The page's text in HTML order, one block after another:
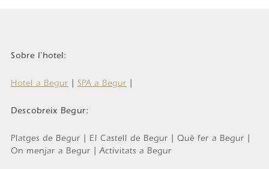
Sobre l'hotel:
Hotel a Begur| SPA a Begur|
Descobreix Begur:
Platges de Begur | El Castell de Begur | Què fer a Begur |
On menjar a Begur | Activitats a Begur